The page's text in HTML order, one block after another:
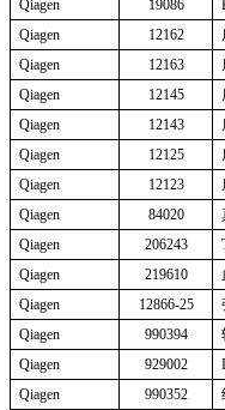
Qiagen
19086
Qiagen
12162
Qiagen
12163
Qiagen
12145
Qiagen
12143
Qiagen
12125
Qiagen
12123
Qiagen
84020
Qiagen
206243
Qiagen
219610
Qiagen
12866-25
Qiagen
990394
Qiagen
929002
Qiagen
990352